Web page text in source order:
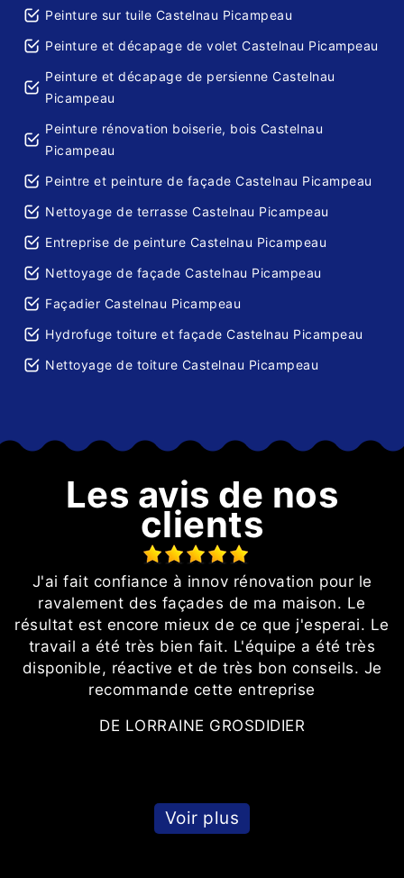
Peinture sur tuile Castelnau Picampeau
Peinture et décapage de volet Castelnau Picampeau
Peinture et décapage de persienne Castelnau
Picampeau
Peinture rénovation boiserie, bois Castelnau
Picampeau
Peintre et peinture de façade Castelnau Picampeau
Nettoyage de terrasse Castelnau Picampeau
Entreprise de peinture Castelnau Picampeau
Nettoyage de façade Castelnau Picampeau
Façadier Castelnau Picampeau
Hydrofuge toiture et façade Castelnau Picampeau
Nettoyage de toiture Castelnau Picampeau
Les avis de nos
clients
J'ai fait confiance à innov rénovation pour le
ravalement des façades de ma maison. Le
résultat est encore mieux de ce que j'esperai. Le
travail a été très bien fait. L'équipe a été très
disponible, réactive et de très bon conseils. Je
recommande cette entreprise
DE LORRAINE GROSDIDIER
Voir plus